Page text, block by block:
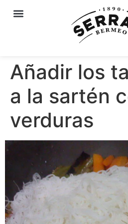
Añadir los
a la sartén
verduras